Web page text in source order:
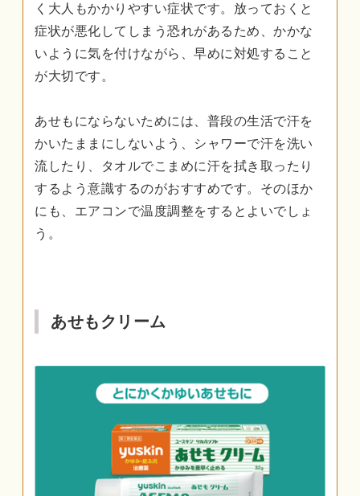
く大人もかかりやすい症状です。放っておくと
症状が悪化してしまう恐れがあるため、かかな
いように気を付けながら、早めに対処すること
が大切です。
あせもにならないためには、普段の生活で汗を
かいたままにしないよう、シャワーで汗を洗い
流したり、タオルでこまめに汗を拭き取ったり
するよう意識するのがおすすめです。そのほか
にも、エアコンで温度調整をするとよいでしょ
う。
あせもクリーム